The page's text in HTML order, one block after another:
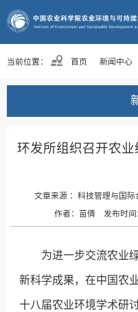
当前位置： 首页 新闻中心
环发所组织召开农
文章来源 ：科技管理与国际
作者：苗倩 发布时间:
为进一步交流农业
新科学成果，在中国农
十八届农业环境学术研